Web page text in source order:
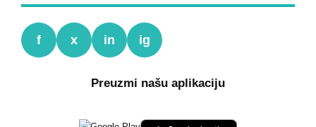
f x in ig
Preuzmi našu aplikaciju